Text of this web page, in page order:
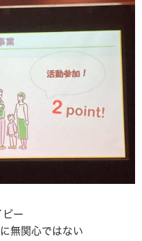
ー
無関心ではない